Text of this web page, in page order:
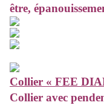
être,
Collier « FEE
Collier avec